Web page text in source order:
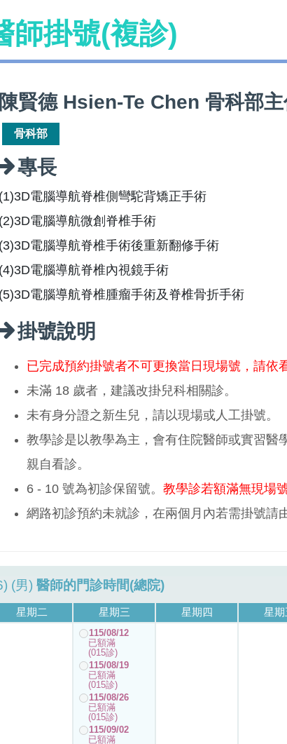
師掛號(複診)
陳賢德 Hsien-Te Chen 骨科部
骨科部
專長
(1)3D電腦導航脊椎側彎駝背矯正手術
(2)3D電腦導航微創脊椎手術
(3)3D電腦導航脊椎手術後重新翻修手術
(4)3D電腦導航脊椎內視鏡手術
(5)3D電腦導航脊椎腫瘤手術及脊椎骨折手術
掛號說明
已完成預約掛號者不可更換當日現場號，請依
未滿 18 歲者，建議改掛兒科相關診。
未有身分證之新生兒，請以現場或人工掛號。
教學診是以教學為主，會有住院醫師或實習醫
親自看診。
6 - 10 號為初診保留號。 教學診若額滿無現場
網路初診預約未就診，在兩個月內若需掛號請